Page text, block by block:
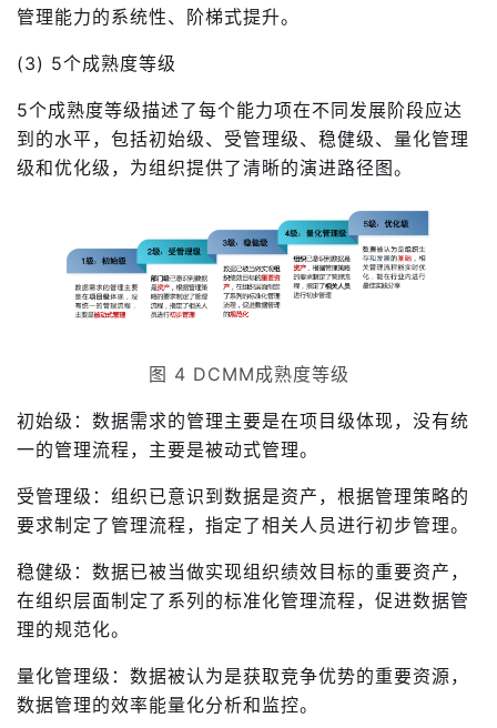
管理能力的系统性、阶梯式提升。
(3) 5个成熟度等级
5个成熟度等级描述了每个能力项在不同发展阶段应达
到的水平，包括初始级、受管理级、稳健级、量化管理
级和优化级，为组织提供了清晰的演进路径图。
图 4 DCMM成熟度等级
初始级：数据需求的管理主要是在项目级体现，没有统
一的管理流程，主要是被动式管理。
受管理级：组织已意识到数据是资产，根据管理策略的
要求制定了管理流程，指定了相关人员进行初步管理。
稳健级：数据已被当做实现组织绩效目标的重要资产，
在组织层面制定了系列的标准化管理流程，促进数据管
理的规范化。
量化管理级：数据被认为是获取竞争优势的重要资源，
数据管理的效率能量化分析和监控。